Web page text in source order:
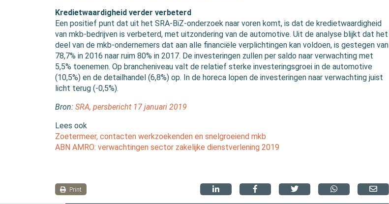
Kredietwaardigheid verder verbeterd
Een positief punt dat uit het SRA-BiZ-onderzoek naar voren komt, is dat de kredietwaardigheid
van mkb-bedrijven is verbeterd, met uitzondering van de automotive. Uit de analyse blijkt dat het
deel van de mkb-ondernemers dat aan alle financiële verplichtingen kan voldoen, is gestegen van
78,7% in 2016 naar ruim 80% in 2017. De investeringen zullen per saldo naar verwachting met
5,5% toenemen. Op brancheniveau valt de relatief sterke investeringsgroei in de automotive
(10,5%) en de detailhandel (6,8%) op. In de horeca lopen de investeringen naar verwachting juist
licht terug (-0,5%).
Bron: SRA, persbericht 17 januari 2019
Lees ook
Zoetermeer, contacten werkzoekenden en snelgroeiend mkb
ABN AMRO: verwachtingen sector zakelijke dienstverlening 2019
Print